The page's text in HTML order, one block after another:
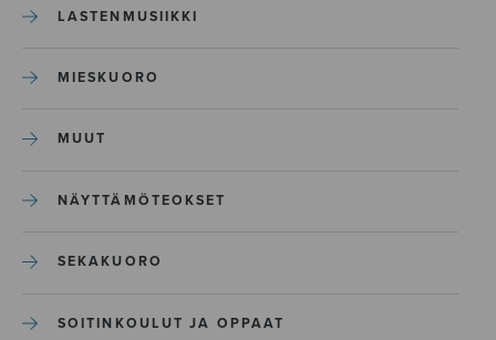
LASTENMUSIIKKI
MIESKUORO
MUUT
NÄYTTÄMÖTEOKSET
SEKAKUORO
SOITINKOULUT JA OPPAAT